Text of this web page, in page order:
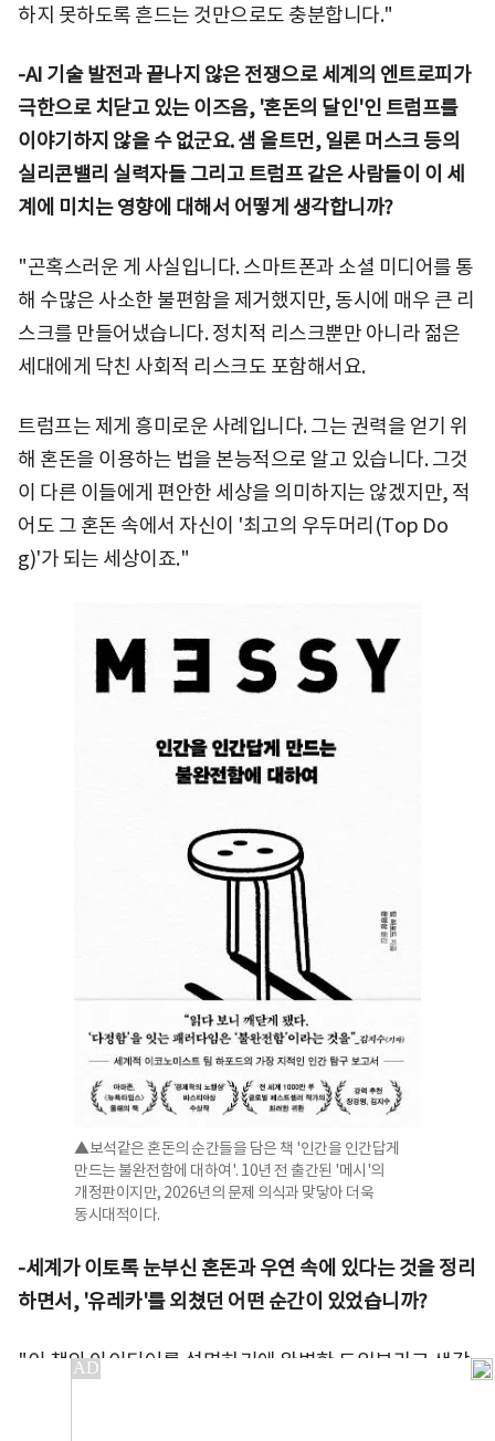
하지 못하도록 흔드는 것만으로도 충분합니다."
-AI 기술 발전과 끝나지 않은 전쟁으로 세계의 엔트로피가
극한으로 치닫고 있는 이즈음, '혼돈의 달인'인 트럼프를
이야기하지 않을 수 없군요. 샘 올트먼, 일론 머스크 등의
실리콘밸리 실력자들 그리고 트럼프 같은 사람들이 이 세
계에 미치는 영향에 대해서 어떻게 생각합니까?
"곤혹스러운 게 사실입니다. 스마트폰과 소셜 미디어를 통
해 수많은 사소한 불편함을 제거했지만, 동시에 매우 큰 리
스크를 만들어냈습니다. 정치적 리스크뿐만 아니라 젊은
세대에게 닥친 사회적 리스크도 포함해서요.
트럼프는 제게 흥미로운 사례입니다. 그는 권력을 얻기 위
해 혼돈을 이용하는 법을 본능적으로 알고 있습니다. 그것
이 다른 이들에게 편안한 세상을 의미하지는 않겠지만, 적
어도 그 혼돈 속에서 자신이 '최고의 우두머리(Top Do
g)'가 되는 세상이죠."
▲보석같은 혼돈의 순간들을 담은 책 '인간을 인간답게
만드는 불완전함에 대하여'. 10년 전 출간된 '메시'의
개정판이지만, 2026년의 문제 의식과 맞닿아 더욱
동시대적이다.
-세계가 이토록 눈부신 혼돈과 우연 속에 있다는 것을 정리
하면서, '유레카'를 외쳤던 어떤 순간이 있었습니까?
"이 책의 아이디어를 설명하기에 완벽한 도입부라고 생각